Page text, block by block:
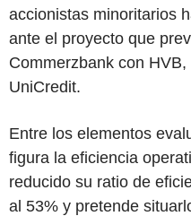
accionistas minoritarios
ante el proyecto que
Commerzbank con
UniCredit.
Entre los elementos
figura la eficiencia
reducido su ratio de
al 53% y pretende